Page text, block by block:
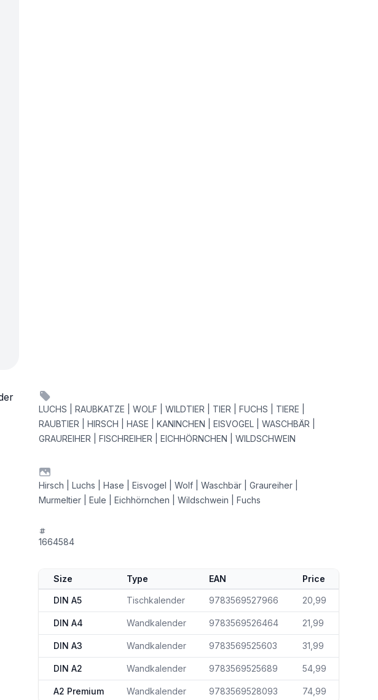
LUCHS | RAUBKATZE | WOLF | WILDTIER | TIER | FUCHS | TIERE |
RAUBTIER | HIRSCH | HASE | KANINCHEN | EISVOGEL | WASCHBÄR |
GRAUREIHER | FISCHREIHER | EICHHÖRNCHEN | WILDSCHWEIN
Hirsch | Luchs | Hase | Eisvogel | Wolf | Waschbär | Graureiher |
Murmeltier | Eule | Eichhörnchen | Wildschwein | Fuchs
1664584
Size Type EAN Price
DIN A5 Tischkalender 9783569527966 20,99
DIN A4 Wandkalender 9783569526464 21,99
DIN A3 Wandkalender 9783569525603 31,99
DIN A2 Wandkalender 9783569525689 54,99
A2 Premium Wandkalender 9783569528093 74,99